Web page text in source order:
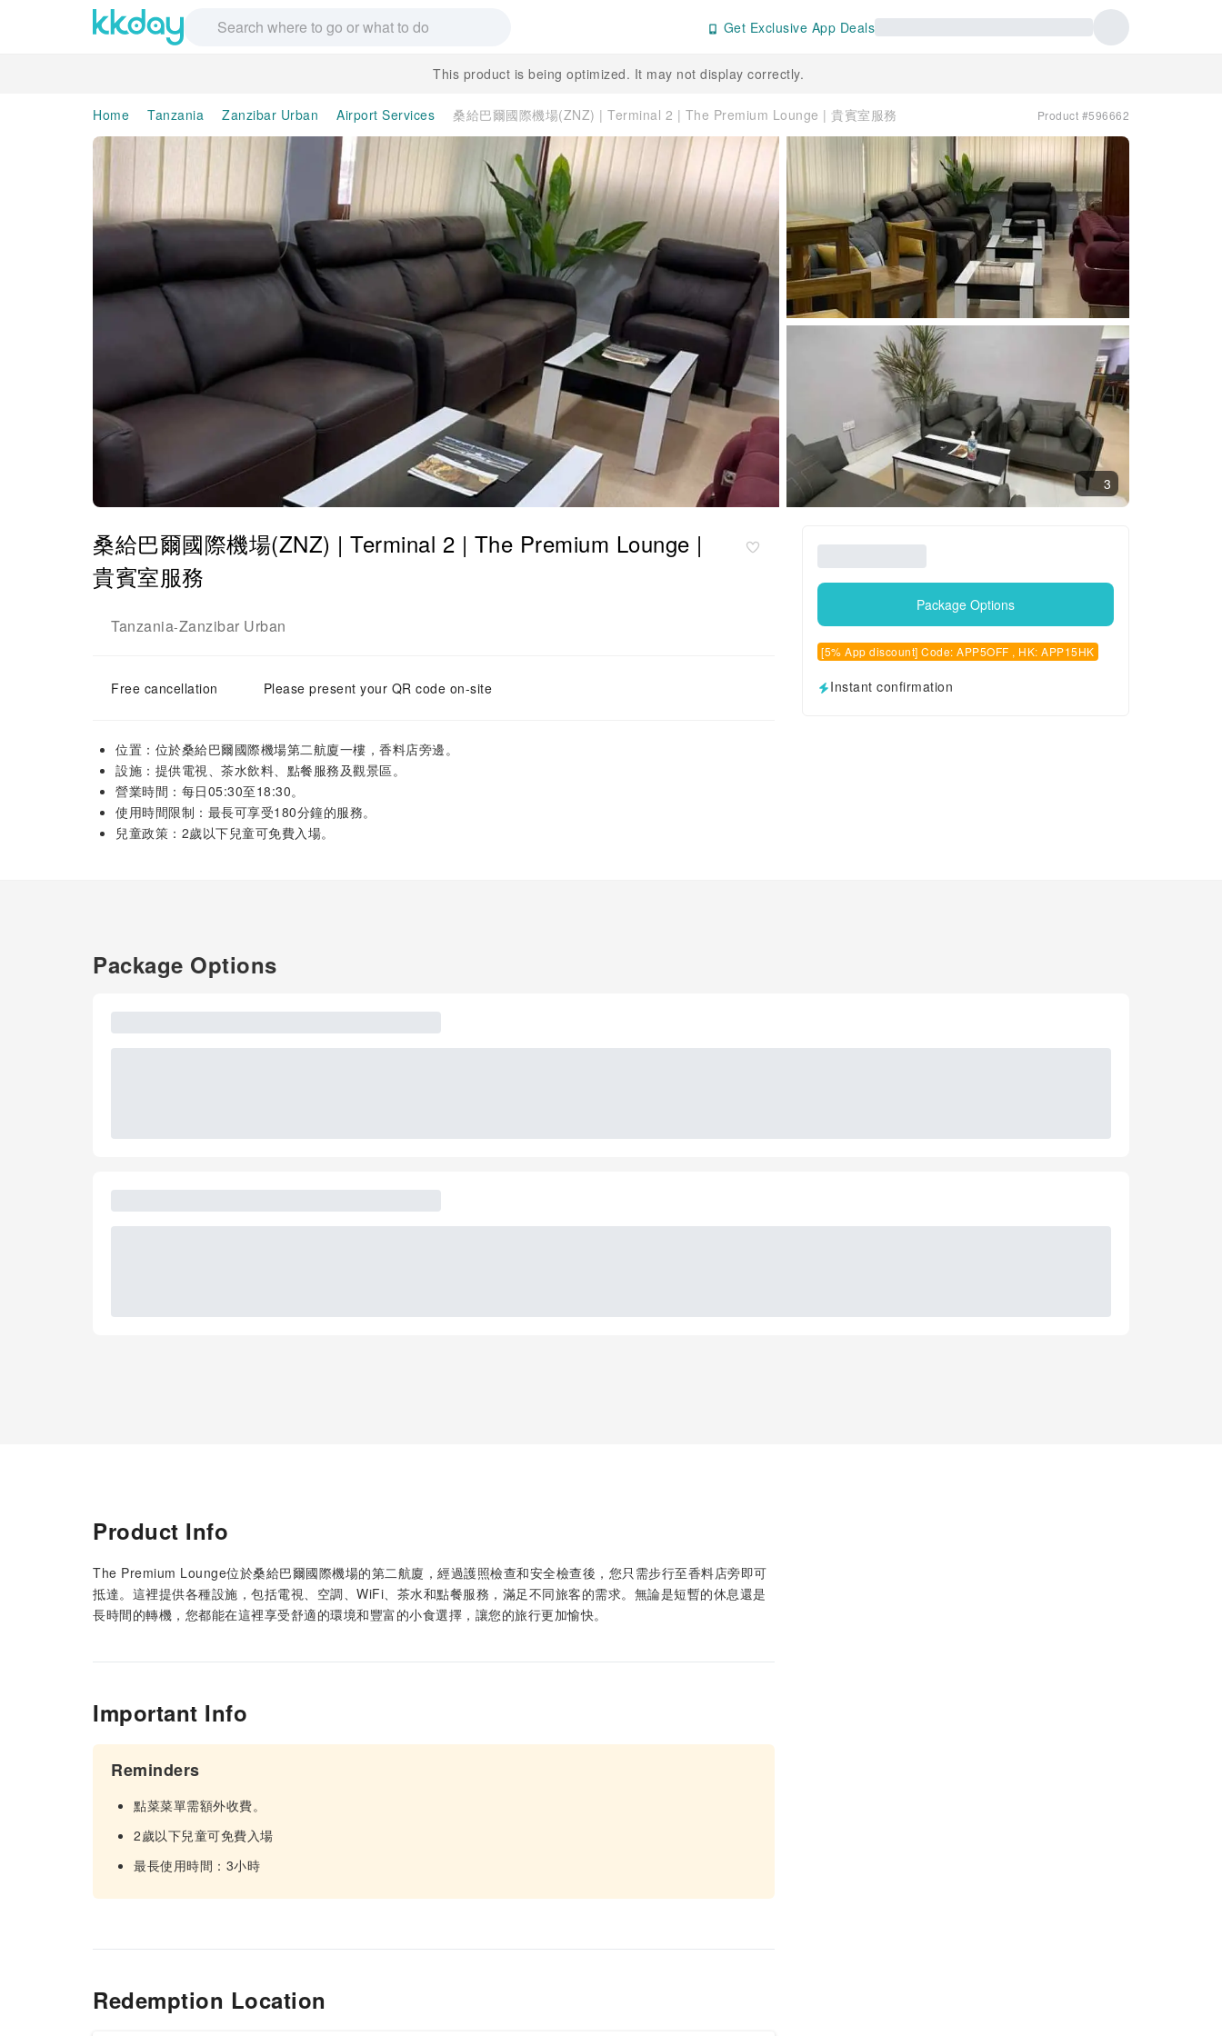
Get Exclusive App Deals
This product is being optimized. It may not display correctly.
Home Tanzania Zanzibar Urban Airport Services 桑給巴爾國際機場(ZNZ) | Terminal 2 | The Premium Lounge | 貴賓室服務 Product #596662
3
桑給巴爾國際機場(ZNZ) | Terminal 2 | The Premium Lounge |
貴賓室服務
Tanzania-Zanzibar Urban
Free cancellation Please present your QR code on-site
位置：位於桑給巴爾國際機場第二航廈一樓，香料店旁邊。
設施：提供電視、茶水飲料、點餐服務及觀景區。
營業時間：每日05:30至18:30。
使用時間限制：最長可享受180分鐘的服務。
兒童政策：2歲以下兒童可免費入場。
Package Options
[5% App discount] Code: APP5OFF , HK: APP15HK
Instant confirmation
Package Options
Product Info
The Premium Lounge位於桑給巴爾國際機場的第二航廈，經過護照檢查和安全檢查後，您只需步行至香料店旁即可
抵達。這裡提供各種設施，包括電視、空調、WiFi、茶水和點餐服務，滿足不同旅客的需求。無論是短暫的休息還是
長時間的轉機，您都能在這裡享受舒適的環境和豐富的小食選擇，讓您的旅行更加愉快。
Important Info
Reminders
點菜菜單需額外收費。
2歲以下兒童可免費入場
最長使用時間：3小時
Redemption Location